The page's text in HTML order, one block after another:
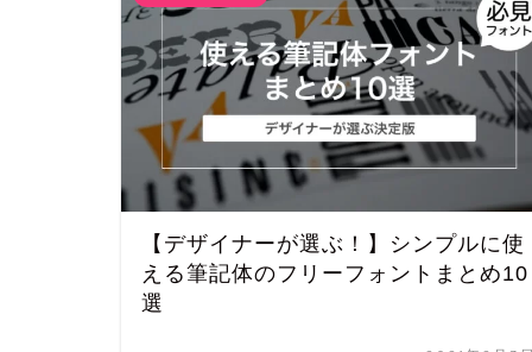
【デザイナーが選ぶ！】シンプルに使
える筆記体のフリーフォントまとめ10
選